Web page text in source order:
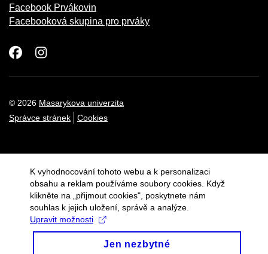
Facebook Prvákovin
Facebooková skupina pro prváky
© 2026 Masarykova univerzita
Správce stránek
Cookies
Facebook
Instagram
K vyhodnocování tohoto webu a k personalizaci
obsahu a reklam používáme soubory cookies. Když
klikněte na „přijmout cookies", poskytnete nám
souhlas k jejich uložení, správě a analýze.
Upravit možnosti
Jen nezbytné